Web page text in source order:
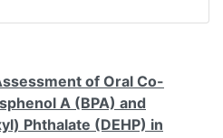
of Oral Co-
A (BPA) and
Phthalate (DEHP) in